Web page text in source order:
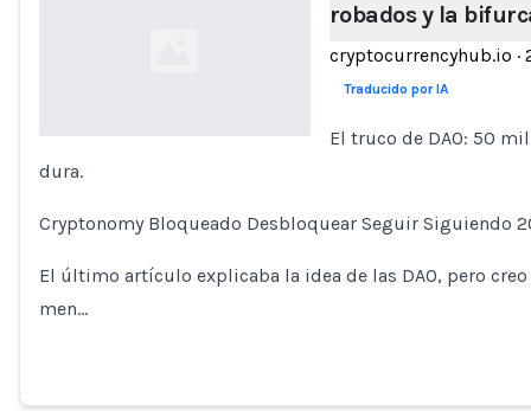
robados y la
cryptocurrencyhub.io ·
Traducido por IA
El truco de DAO: 50
dura.
Cryptonomy Bloqueado Desbloquear Seguir Siguiendo
El último artículo explicaba la idea de las DAO, pero
men…